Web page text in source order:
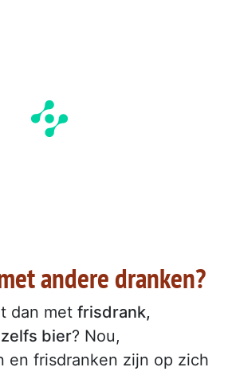
andere dranken?
dan met frisdrank,
bier? Nou,
en frisdranken zijn op zich